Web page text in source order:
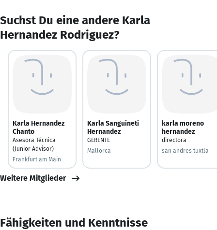
Suchst Du eine andere Karla
Hernandez Rodriguez?
Karla Hernandez
Chanto
Asesora Técnica
(Junior Advisor)
Frankfurt am Main
Karla Sanguineti
Hernandez
GERENTE
Mallorca
karla moreno
hernandez
directora
san andres tuxtla
Weitere Mitglieder
Fähigkeiten und Kenntnisse